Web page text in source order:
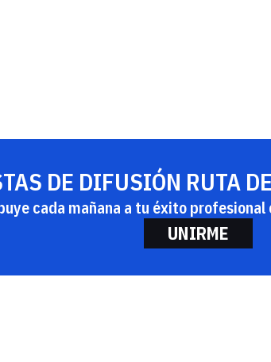
DE DIFUSIÓN RUTA
cada mañana a tu éxito
UNIRME